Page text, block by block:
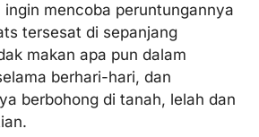
ingin mencoba peruntungannya
tersesat di sepanjang
makan apa pun dalam
berhari-hari, dan
berbohong di tanah, lelah dan